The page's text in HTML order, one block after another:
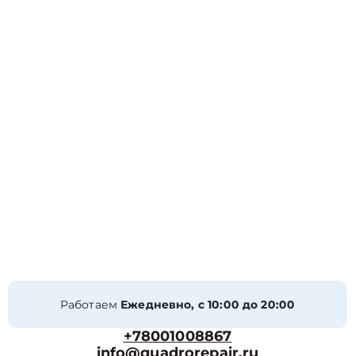
Работаем Ежедневно, с 10:00 до 20:00
+78001008867